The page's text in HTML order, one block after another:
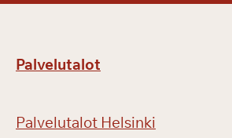
Palvelutalot
Palvelutalot Helsinki